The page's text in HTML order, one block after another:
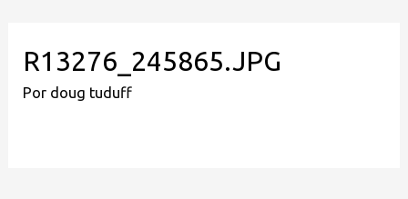
R13276_245865.JPG
Por doug tuduff